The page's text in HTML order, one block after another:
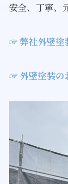
安全、丁寧、
☞ 弊社外壁塗
☞ 外壁塗装の